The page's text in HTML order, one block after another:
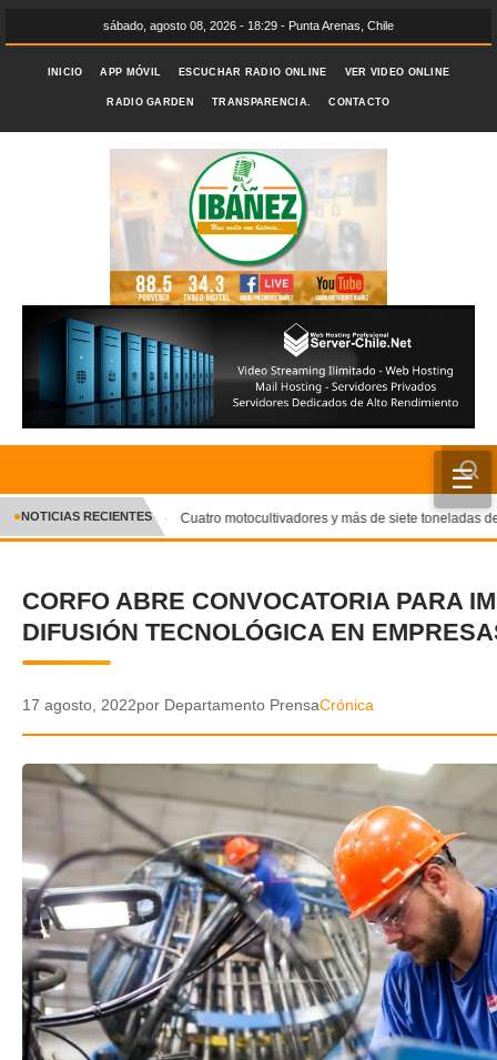
sábado, agosto 08, 2026 - 18:29 - Punta Arenas, Chile
INICIO APP MÓVIL ESCUCHAR RADIO ONLINE VER VIDEO ONLINE
RADIO GARDEN TRANSPARENCIA. CONTACTO
☰
INICIO
CRÓNICA
DEPORTES
POLICIAL
AUDIOS
VIDEOS
GALERIA DE FOTOS
APP MÓVIL
TRANSPARENCIA
✕
●NOTICIAS RECIENTES Cuatro motocultivadores y más de siete toneladas
CORFO ABRE CONVOCATORIA PARA
DIFUSIÓN TECNOLÓGICA EN
17 agosto, 2022por Departamento PrensaCrónica